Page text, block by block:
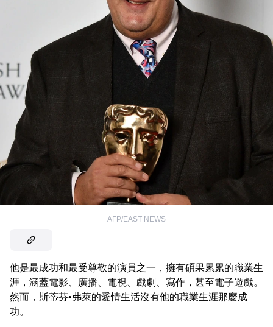
AFP/EAST NEWS
他是最成功和最受尊敬的演員之一，擁有碩果累累的職業生
涯，涵蓋電影、廣播、電視、戲劇、寫作，甚至電子遊戲。
然而，斯蒂芬•弗萊的愛情生活沒有他的職業生涯那麼成
功。